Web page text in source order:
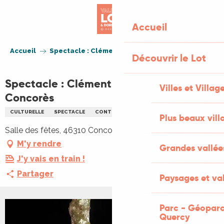
Accueil
Découvrir le Lot
Villes et
Plus beaux
Grandes
Paysages et
Parc -
Quercy
Accueil Spectacle : Clément Bouscarel à Concorès
Spectacle : Clément Bouscarel à
Concorès
CULTURELLE SPECTACLE CONTES
Salle des fêtes, 46310 Concorès
M'y rendre
J'y vais en train !
Partager